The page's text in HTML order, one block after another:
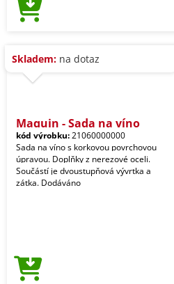
Skladem: na dotaz
Maquin - Sada na víno
kód výrobku:21060000000
Sada na víno s korkovou povrchovou
úpravou. Doplňky z nerezové oceli.
Součástí je dvoustupňová vývrtka a
zátka. Dodáváno